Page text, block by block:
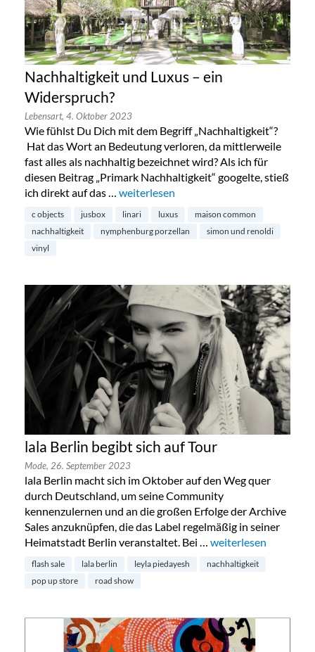
Nachhaltigkeit und Luxus – ein
Widerspruch?
Lebensart, 4. Oktober 2023
Wie fühlst Du Dich mit dem Begriff „Nachhaltigkeit“?
Hat das Wort an Bedeutung verloren, da mittlerweile
fast alles als nachhaltig bezeichnet wird? Als ich für
diesen Beitrag „Primark Nachhaltigkeit“ googelte, stieß
ich direkt auf das … „Nachhaltigkeit und Luxus – ein
weiterlesen
c objects jusbox linari luxus
maison common
nachhaltigkeit
nymphenburg porzellan
simon und renoldi
vinyl
lala Berlin begibt sich auf Tour
Mode, 26. September 2023
lala Berlin macht sich im Oktober auf den Weg quer
durch Deutschland, um seine Community
kennenzulernen und an die großen Erfolge der Archive
Sales anzuknüpfen, die das Label regelmäßig in seiner
Heimatstadt Berlin veranstaltet. Bei … „lala Berlin begibt
weiterlesen
flash sale lala berlin leyla piedayesh
nachhaltigkeit
pop up store
road show